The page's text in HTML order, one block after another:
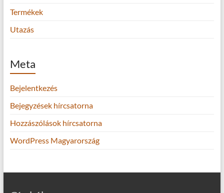
Termékek
Utazás
Meta
Bejelentkezés
Bejegyzések hírcsatorna
Hozzászólások hírcsatorna
WordPress Magyarország